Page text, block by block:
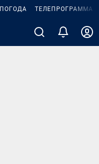
ПОГОДА ТЕЛЕПРОГРАММА